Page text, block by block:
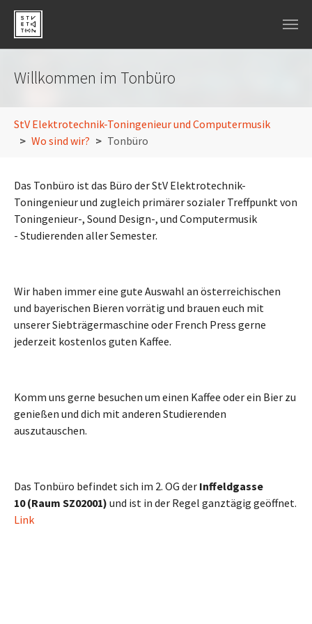
Willkommen im Tonbüro
StV Elektrotechnik-Toningenieur und Computermusik
Wo sind wir?
Tonbüro
Das Tonbüro ist das Büro der StV Elektrotechnik-
Toningenieur und zugleich primärer sozialer Treffpunkt von
Toningenieur-, Sound Design-, und Computermusik
- Studierenden aller Semester.
Wir haben immer eine gute Auswahl an österreichischen
und bayerischen Bieren vorrätig und brauen euch mit
unserer Siebträgermaschine oder French Press gerne
jederzeit kostenlos guten Kaffee.
Komm uns gerne besuchen um einen Kaffee oder ein Bier zu
genießen und dich mit anderen Studierenden
auszutauschen.
Das Tonbüro befindet sich im 2. OG der Inffeldgasse
10 (Raum SZ02001) und ist in der Regel ganztägig geöffnet.
Link